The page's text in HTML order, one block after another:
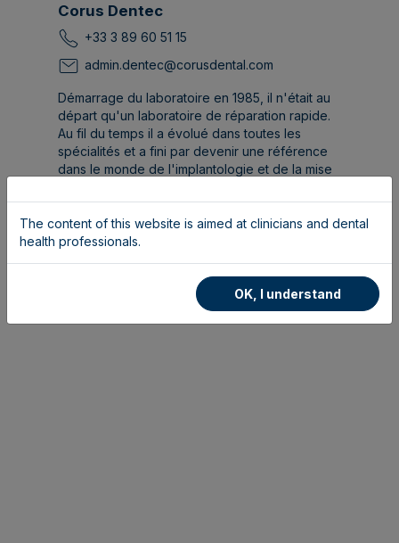
Corus Dentec
+33 3 89 60 51 15
admin.dentec@corusdental.com
Démarrage du laboratoire en 1985, il n'était au
départ qu'un laboratoire de réparation rapide.
Au fil du temps il a évolué dans toutes les
spécialités et a fini par devenir une référence
dans le monde de l'implantologie et de la mise
The content of this website is aimed at clinicians and dental
health professionals.
OK, I understand